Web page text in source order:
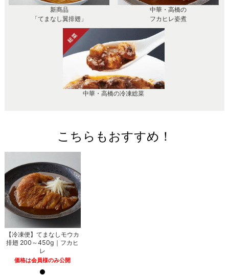
新商品
「てまなし翼排翅」
中華・高橋の
フカヒレ姿煮
中華・高橋の冷凍総菜
こちらもおすすめ！
【冷凍便】てまなしモウカ
排翅 200～450g｜フカヒ
レ
価格は会員様のみ公開